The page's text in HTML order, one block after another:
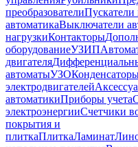
преобразователи
автоматикаВыключатели
нагрузкиКонтакторы
оборудованиеУЗИП
двигателя
автоматыУЗО
электродвигателей
автоматикиПриборы учета
электроэнергииСчетчики
покрытия и
плиткаПлиткаЛаминат